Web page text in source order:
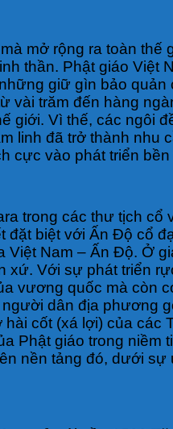
mở rộng ra toàn
thần. Phật giáo
giữ gìn bảo
vài trăm đến hàng
giới. Vì thế, các ngôi
linh đã trở thành
cực vào phát triển
trong các thư tịch
biệt với Ấn Độ cổ
Nam – Ấn Độ. Ở
Với sự phát triển
vương quốc mà còn
dân địa phương
cốt (xá lợi) của
Phật giáo trong
nền tảng đó, dưới